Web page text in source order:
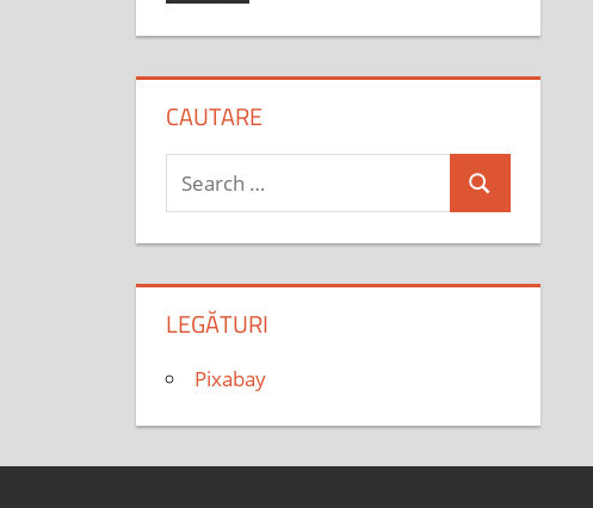
CAUTARE
Search
for:
Search
LEGĂTURI
Pixabay